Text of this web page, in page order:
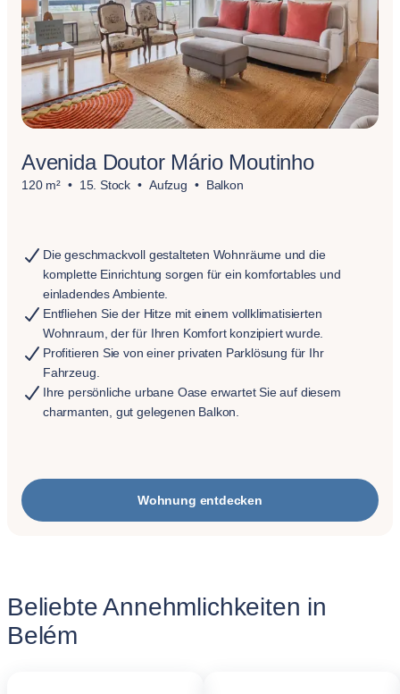
Avenida Doutor Mário Moutinho
120 m² 15. Stock Aufzug Balkon
Die geschmackvoll gestalteten Wohnräume und die
komplette Einrichtung sorgen für ein komfortables und
einladendes Ambiente.
Entfliehen Sie der Hitze mit einem vollklimatisierten
Wohnraum, der für Ihren Komfort konzipiert wurde.
Profitieren Sie von einer privaten Parklösung für Ihr
Fahrzeug.
Ihre persönliche urbane Oase erwartet Sie auf diesem
charmanten, gut gelegenen Balkon.
Wohnung entdecken
Beliebte Annehmlichkeiten in
Belém